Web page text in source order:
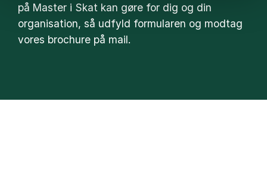
på Master i Skat kan gøre for dig og din
organisation, så udfyld formularen og modtag
vores brochure på mail.